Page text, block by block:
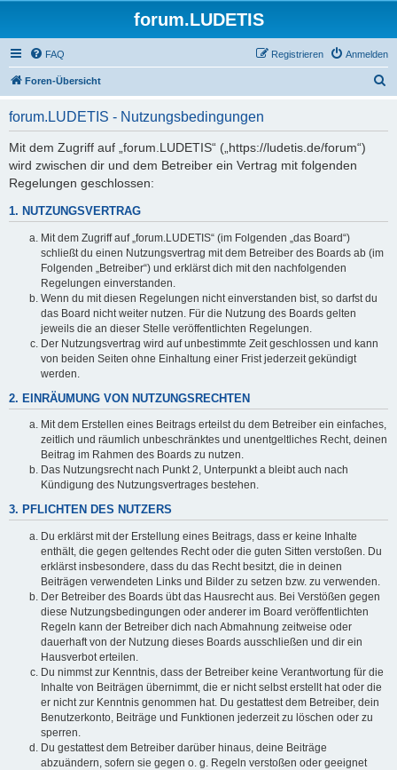
forum.LUDETIS
FAQ Anmelden
Registrieren
Foren-Übersicht
forum.LUDETIS - Nutzungsbedingungen
Mit dem Zugriff auf „forum.LUDETIS“ („https://ludetis.de/forum“)
wird zwischen dir und dem Betreiber ein Vertrag mit folgenden
Regelungen geschlossen:
1. NUTZUNGSVERTRAG
Mit dem Zugriff auf „forum.LUDETIS“ (im Folgenden „das Board“)
schließt du einen Nutzungsvertrag mit dem Betreiber des Boards ab (im
Folgenden „Betreiber“) und erklärst dich mit den nachfolgenden
Regelungen einverstanden.
Wenn du mit diesen Regelungen nicht einverstanden bist, so darfst du
das Board nicht weiter nutzen. Für die Nutzung des Boards gelten
jeweils die an dieser Stelle veröffentlichten Regelungen.
Der Nutzungsvertrag wird auf unbestimmte Zeit geschlossen und kann
von beiden Seiten ohne Einhaltung einer Frist jederzeit gekündigt
werden.
2. EINRÄUMUNG VON NUTZUNGSRECHTEN
Mit dem Erstellen eines Beitrags erteilst du dem Betreiber ein einfaches,
zeitlich und räumlich unbeschränktes und unentgeltliches Recht, deinen
Beitrag im Rahmen des Boards zu nutzen.
Das Nutzungsrecht nach Punkt 2, Unterpunkt a bleibt auch nach
Kündigung des Nutzungsvertrages bestehen.
3. PFLICHTEN DES NUTZERS
Du erklärst mit der Erstellung eines Beitrags, dass er keine Inhalte
enthält, die gegen geltendes Recht oder die guten Sitten verstoßen. Du
erklärst insbesondere, dass du das Recht besitzt, die in deinen
Beiträgen verwendeten Links und Bilder zu setzen bzw. zu verwenden.
Der Betreiber des Boards übt das Hausrecht aus. Bei Verstößen gegen
diese Nutzungsbedingungen oder anderer im Board veröffentlichten
Regeln kann der Betreiber dich nach Abmahnung zeitweise oder
dauerhaft von der Nutzung dieses Boards ausschließen und dir ein
Hausverbot erteilen.
Du nimmst zur Kenntnis, dass der Betreiber keine Verantwortung für die
Inhalte von Beiträgen übernimmt, die er nicht selbst erstellt hat oder die
er nicht zur Kenntnis genommen hat. Du gestattest dem Betreiber, dein
Benutzerkonto, Beiträge und Funktionen jederzeit zu löschen oder zu
sperren.
Du gestattest dem Betreiber darüber hinaus, deine Beiträge
abzuändern, sofern sie gegen o. g. Regeln verstoßen oder geeignet